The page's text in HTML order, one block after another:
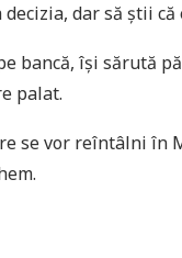
dar să știi că
bancă, își sărută
palat.
se vor reîntâlni în